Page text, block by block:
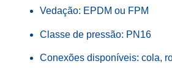
Vedação: EPDM ou FPM
Classe de pressão: PN16
Conexões disponíveis: cola,